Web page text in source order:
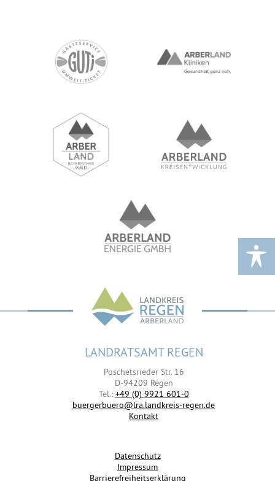
LANDRATSAMT REGEN
Poschetsrieder Str. 16
D-94209 Regen
Tel.: +49 (0) 9921 601-0
buergerbuero@lra.landkreis-regen.de
Kontakt
Datenschutz
Impressum
Barrierefreiheitserklärung